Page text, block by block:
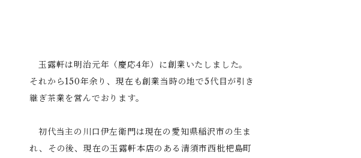
玉露軒は明治元年（慶応4年）に創業いたしました。
それから150年余り、現在も創業当時の地で5代目が引き
継ぎ茶業を営んでおります。
初代当主の川口伊左衛門は現在の愛知県稲沢市の生ま
れ、その後、現在の玉露軒本店のある清須市西枇杷島町